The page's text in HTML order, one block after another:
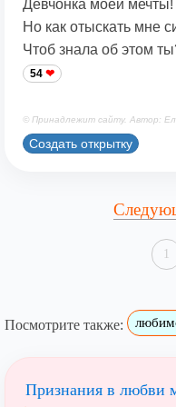
Девчонка моей мечты!
Но как отыскать мне
Чтоб знала об этом
54
© Принадлежит сайту. Автор:
Создать открытку
1
Посмотрите также:
Признания в любви